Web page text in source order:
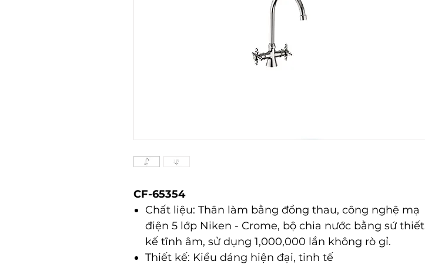
CF-65354
Chất liệu: Thân làm bằng đồng thau, công nghệ mạ
điện 5 lớp Niken - Crome, bộ chia nước bằng sứ thiết
kế tĩnh âm, sử dụng 1,000,000 lần không rò gỉ.
Thiết kế: Kiểu dáng hiện đại, tinh tế